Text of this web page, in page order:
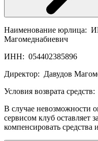
Наименование юрлица:
Магомеднабиевич
ИНН: 054402385896
Директор: Давудов
Условия возврата средств:
В случае невозможности
сервисом клуб оставляет
компенсировать